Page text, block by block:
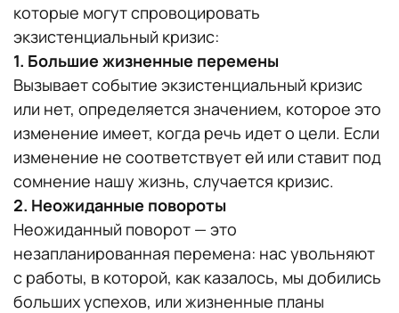
которые могут спровоцировать
экзистенциальный кризис:
1. Большие жизненные перемены
Вызывает событие экзистенциальный кризис
или нет, определяется значением, которое это
изменение имеет, когда речь идет о цели. Если
изменение не соответствует ей или ставит под
сомнение нашу жизнь, случается кризис.
2. Неожиданные повороты
Неожиданный поворот — это
незапланированная перемена: нас увольняют
с работы, в которой, как казалось, мы добились
больших успехов, или жизненные планы